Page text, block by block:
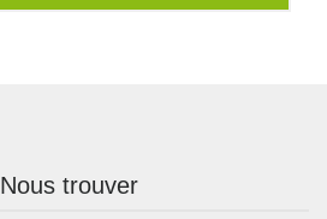
Nous trouver